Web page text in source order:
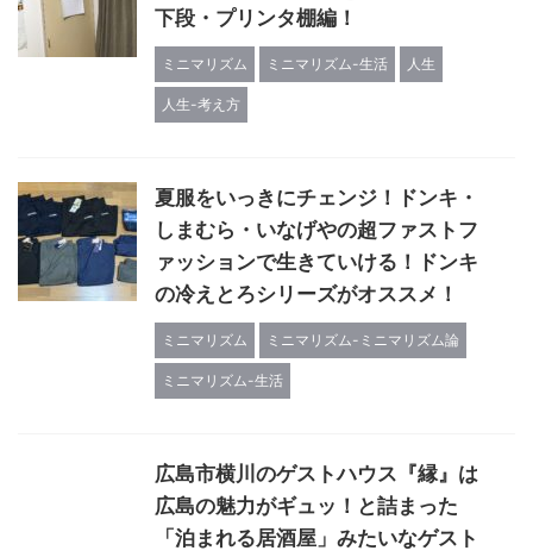
下段・プリンタ棚編！
ミニマリズム ミニマリズム-生活 人生
人生-考え方
夏服をいっきにチェンジ！ドンキ・
しまむら・いなげやの超ファストフ
ァッションで生きていける！ドンキ
の冷えとろシリーズがオススメ！
ミニマリズム ミニマリズム-ミニマリズム論
ミニマリズム-生活
広島市横川のゲストハウス『縁』は
広島の魅力がギュッ！と詰まった
「泊まれる居酒屋」みたいなゲスト